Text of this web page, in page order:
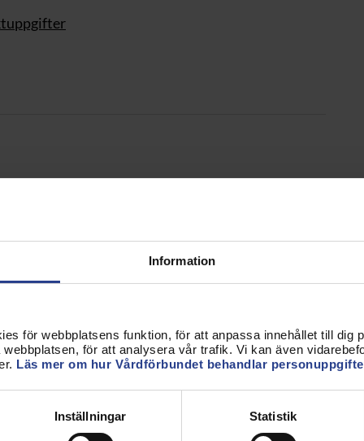
Information
för webbplatsens funktion, för att anpassa innehållet till dig
för att analysera vår trafik. Vi kan även
Läs mer om hur Vårdförbundet behandlar
Inställningar Statistik